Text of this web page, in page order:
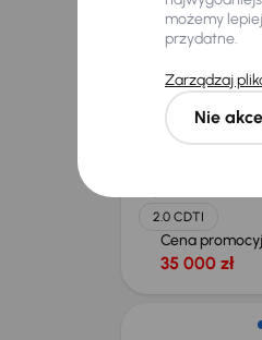
Cena
38 000 zł
Opel Insignia
2.0 CDTI
Cena
35 000 zł
możemy
przydatne.
Zarządzaj
Nie